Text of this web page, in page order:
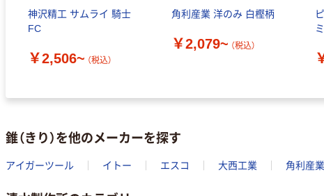
神沢精工 サムライ 騎士
FC
￥2,506~ （税込）
角利産業 洋のみ 白樫柄
￥2,079~ （税込）
錐（きり）を他のメーカーを探す
アイガーツール イトー エスコ 大西工業 角利産業